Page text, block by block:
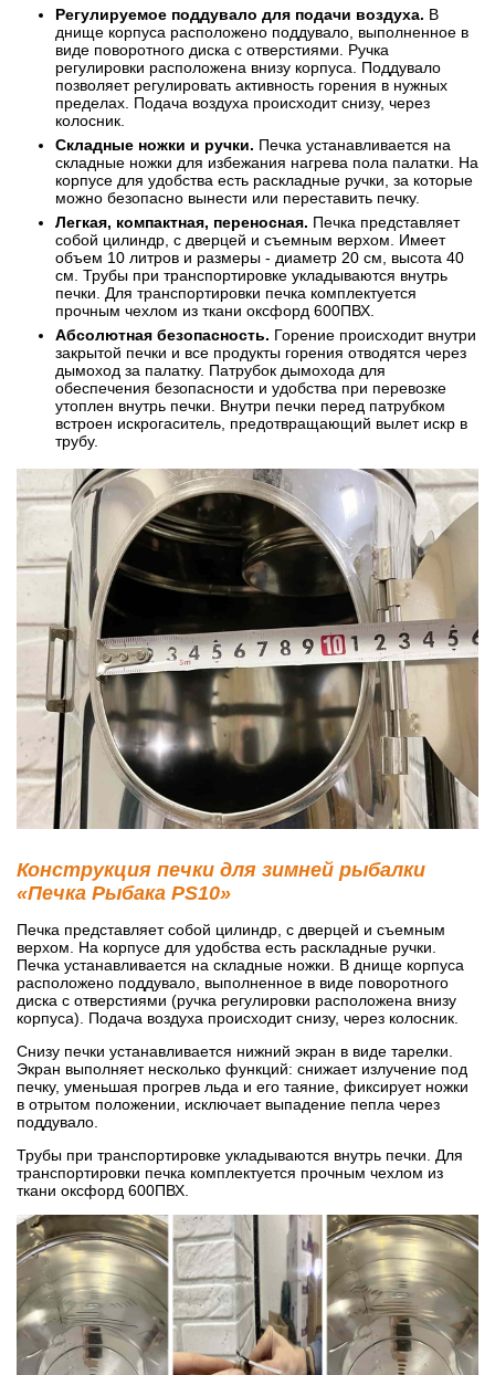
Регулируемое поддувало для подачи воздуха. В
днище корпуса расположено поддувало, выполненное в
виде поворотного диска с отверстиями. Ручка
регулировки расположена внизу корпуса. Поддувало
позволяет регулировать активность горения в нужных
пределах. Подача воздуха происходит снизу, через
колосник.
Складные ножки и ручки. Печка устанавливается на
складные ножки для избежания нагрева пола палатки. На
корпусе для удобства есть раскладные ручки, за которые
можно безопасно вынести или переставить печку.
Легкая, компактная, переносная. Печка представляет
собой цилиндр, с дверцей и съемным верхом. Имеет
объем 10 литров и размеры - диаметр 20 см, высота 40
см. Трубы при транспортировке укладываются внутрь
печки. Для транспортировки печка комплектуется
прочным чехлом из ткани оксфорд 600ПВХ.
Абсолютная безопасность. Горение происходит внутри
закрытой печки и все продукты горения отводятся через
дымоход за палатку. Патрубок дымохода для
обеспечения безопасности и удобства при перевозке
утоплен внутрь печки. Внутри печки перед патрубком
встроен искрогаситель, предотвращающий вылет искр в
трубу.
Конструкция печки для зимней рыбалки
«Печка Рыбака PS10»
Печка представляет собой цилиндр, с дверцей и съемным
верхом. На корпусе для удобства есть раскладные ручки.
Печка устанавливается на складные ножки. В днище корпуса
расположено поддувало, выполненное в виде поворотного
диска с отверстиями (ручка регулировки расположена внизу
корпуса). Подача воздуха происходит снизу, через колосник.
Снизу печки устанавливается нижний экран в виде тарелки.
Экран выполняет несколько функций: снижает излучение под
печку, уменьшая прогрев льда и его таяние, фиксирует ножки
в отрытом положении, исключает выпадение пепла через
поддувало.
Трубы при транспортировке укладываются внутрь печки. Для
транспортировки печка комплектуется прочным чехлом из
ткани оксфорд 600ПВХ.